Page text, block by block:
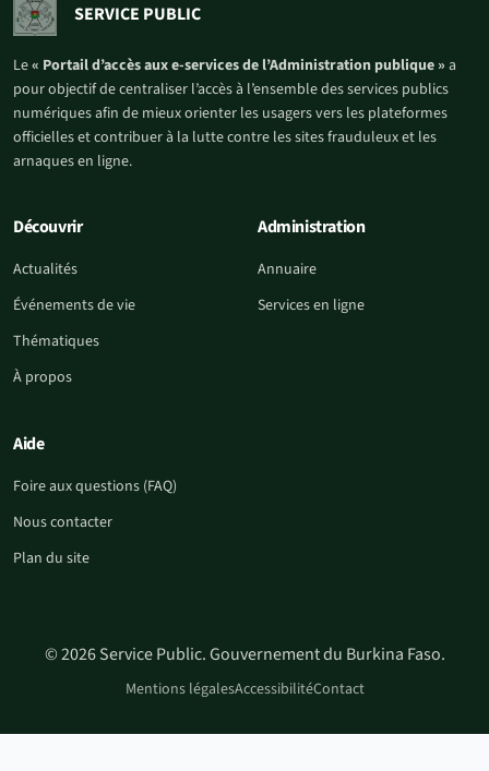
SERVICE PUBLIC
Le« Portail d’accès aux e-services de l’Administration publique » a
pour objectif de centraliser l’accès à l’ensemble des services publics
numériques afin de mieux orienter les usagers vers les plateformes
officielles et contribuer à la lutte contre les sites frauduleux et les
arnaques en ligne.
Découvrir
Actualités
Événements de vie
Thématiques
À propos
Administration
Annuaire
Services en ligne
Aide
Foire aux questions (FAQ)
Nous contacter
Plan du site
© 2026 Service Public. Gouvernement du Burkina Faso.
Mentions légalesAccessibilitéContact